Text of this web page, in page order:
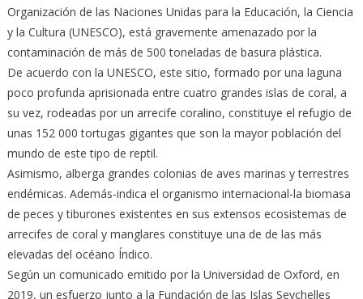
Organización de las Naciones Unidas para la Educación, la Ciencia
y la Cultura (UNESCO), está gravemente amenazado por la
contaminación de más de 500 toneladas de basura plástica.
De acuerdo con la UNESCO, este sitio, formado por una laguna
poco profunda aprisionada entre cuatro grandes islas de coral, a
su vez, rodeadas por un arrecife coralino, constituye el refugio de
unas 152 000 tortugas gigantes que son la mayor población del
mundo de este tipo de reptil.
Asimismo, alberga grandes colonias de aves marinas y terrestres
endémicas. Además-indica el organismo internacional-la biomasa
de peces y tiburones existentes en sus extensos ecosistemas de
arrecifes de coral y manglares constituye una de de las más
elevadas del océano Índico.
Según un comunicado emitido por la Universidad de Oxford, en
2019, un esfuerzo junto a la Fundación de las Islas Seychelles